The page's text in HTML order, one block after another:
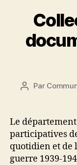
Auteur
Par
Le
participatives
quotidien et de
guerre 1939-